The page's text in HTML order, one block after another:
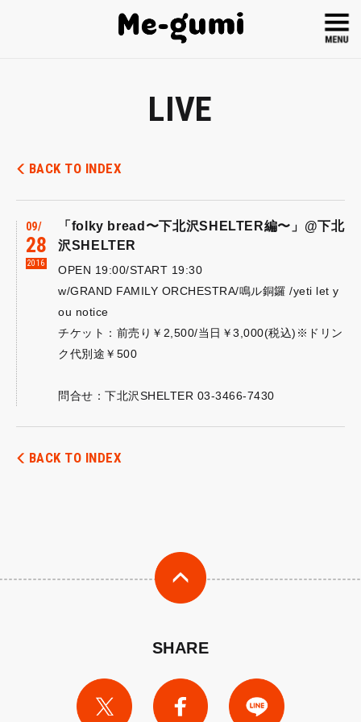
LIVE
BACK TO INDEX
09
28
2016
「folky bread〜下北沢SHELTER編〜」@下北
沢SHELTER
OPEN 19:00/START 19:30
w/GRAND FAMILY ORCHESTRA/鳴ル銅鑼 /yeti let y
ou notice
チケット：前売り￥2,500/当日￥3,000(税込)※ドリン
ク代別途￥500
問合せ：下北沢SHELTER 03-3466-7430
BACK TO INDEX
SHARE